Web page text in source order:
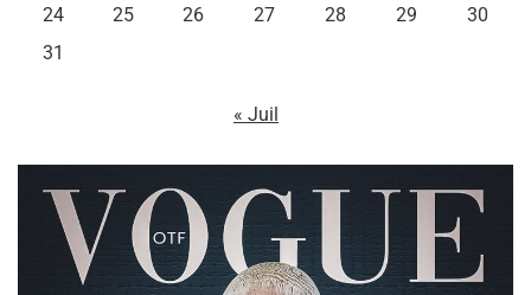
24
25 26 27 28 29
30
31
« Juil